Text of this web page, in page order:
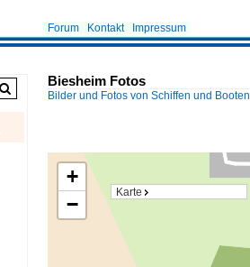
Forum Kontakt Impressum
Biesheim Fotos
Bilder und Fotos von Schiffen und Booten
Karte
+
−